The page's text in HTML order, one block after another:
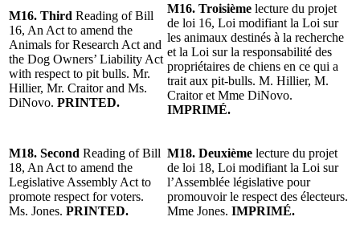
M16. Third Reading of Bill
16, An Act to amend the
Animals for Research Act and
the Dog Owners’ Liability Act
with respect to pit bulls. Mr.
Hillier, Mr. Craitor and Ms.
DiNovo. PRINTED.
M16. Troisième lecture du projet
de loi 16, Loi modifiant la Loi sur
les animaux destinés à la recherche
et la Loi sur la responsabilité des
propriétaires de chiens en ce qui a
trait aux pit-bulls. M. Hillier, M.
Craitor et Mme DiNovo.
IMPRIMÉ.
M18. Second Reading of Bill
18, An Act to amend the
Legislative Assembly Act to
promote respect for voters.
Ms. Jones. PRINTED.
M18. Deuxième lecture du projet
de loi 18, Loi modifiant la Loi sur
l’Assemblée législative pour
promouvoir le respect des électeurs.
Mme Jones. IMPRIMÉ.